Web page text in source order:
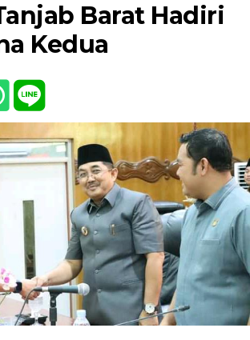
Barat Hadiri
Kedua